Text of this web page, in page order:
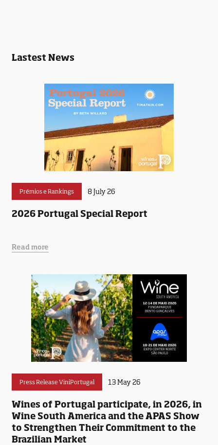
Lastest News
Prémios e Rankings 8 July 26
2026 Portugal Special Report
Read more
Press Release ViniPortugal 13 May 26
Wines of Portugal participate, in 2026, in
Wine South America and the APAS Show
to Strengthen Their Commitment to the
Brazilian Market